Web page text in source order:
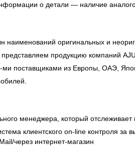
о детали — наличие
наименований оригинальных и
продукцию компаний
поставщиками из Европы, ОАЭ,
менеджера, который
клиентского on-line контроля
через интернет-магазин